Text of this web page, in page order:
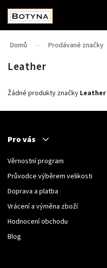
Domů / Prodávané značky
Leather
Žádné produkty značky Leather
Pro vás
Věrnostní program
Průvodce výběrem velikosti
Doprava a platba
Vrácení a výměna zboží
Hodnocení obchodu
Blog